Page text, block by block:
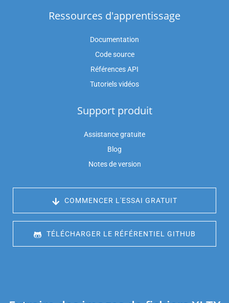
Ressources d'apprentissage
Documentation
Code source
Références API
Tutoriels vidéos
Support produit
Assistance gratuite
Blog
Notes de version
COMMENCER L'ESSAI GRATUIT
TÉLÉCHARGER LE RÉFÉRENTIEL GITHUB